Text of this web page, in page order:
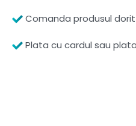
Comanda produsul
Plata cu cardul sau